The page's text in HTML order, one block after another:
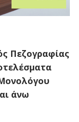
Πεζογραφίας
άνω